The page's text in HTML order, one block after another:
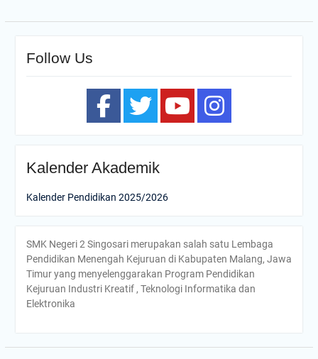
Follow Us
Kalender Akademik
Kalender Pendidikan 2025/2026
SMK Negeri 2 Singosari merupakan salah satu Lembaga
Pendidikan Menengah Kejuruan di Kabupaten Malang, Jawa
Timur yang menyelenggarakan Program Pendidikan
Kejuruan Industri Kreatif , Teknologi Informatika dan
Elektronika